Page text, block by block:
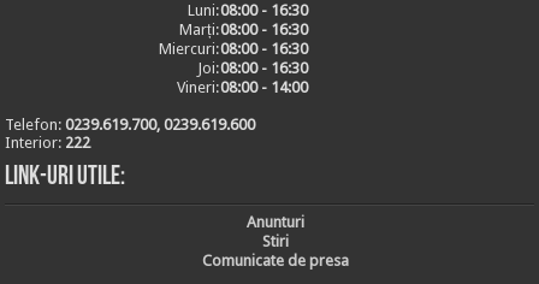
Luni:08:00 - 16:30
Marți:08:00 - 16:30
Miercuri:08:00 - 16:30
Joi:08:00 - 16:30
Vineri:08:00 - 14:00
Telefon:0239.619.700, 0239.619.600
Interior: 222
Link-uri utile:
Anunturi
Stiri
Comunicate de presa